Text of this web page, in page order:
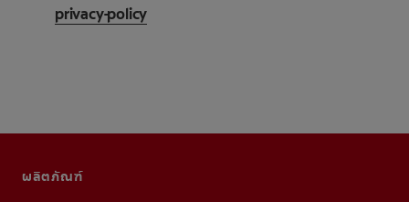
privacy-policy
ผลิตภัณฑ์